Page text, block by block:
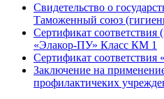
Свидетельство о
Таможенный союз
Сертификат соответствия
«Элакор-ПУ» Класс КМ 1
Сертификат соответствия
Заключение на
профилактичеких